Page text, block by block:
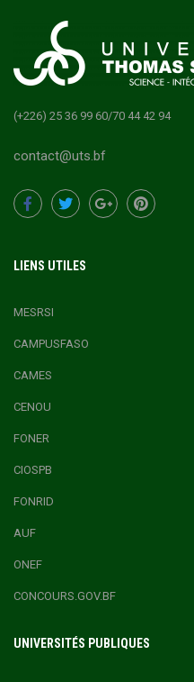
(+226) 25 36 99 60/70 44 42 94
contact@uts.bf
LIENS UTILES
MESRSI
CAMPUSFASO
CAMES
CENOU
FONER
CIOSPB
FONRID
AUF
ONEF
CONCOURS.GOV.BF
UNIVERSITÉS PUBLIQUES